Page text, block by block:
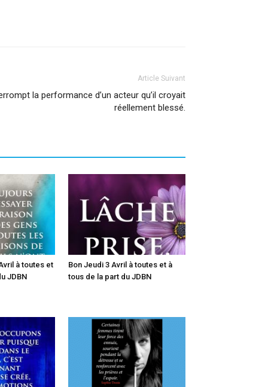
Article Suivant
la performance d’un acteur qu’il croyait
réellement blessé.
à toutes et
JDBN
Bon Jeudi 3 Avril à toutes et à
tous de la part du JDBN